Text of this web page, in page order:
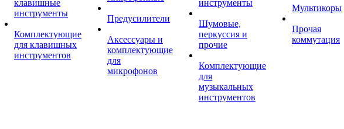
клавишные
инструменты
Комплектующие
для клавишных
инструментов
Предусилители
Аксессуары и
комплектующие
для
микрофонов
инструменты
Шумовые,
перкуссия и
прочие
Комплектующие
для
музыкальных
инструментов
Мультикоры
Прочая
коммутация